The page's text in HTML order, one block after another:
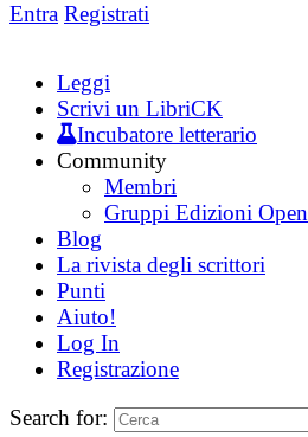
Entra Registrati
Leggi
Scrivi un LibriCK
Incubatore letterario
Community
Membri
Gruppi Edizioni Open
Blog
La rivista degli scrittori
Punti
Aiuto!
Log In
Registrazione
Search for: